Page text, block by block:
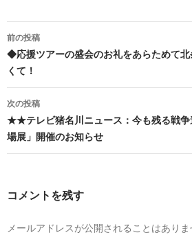
投
稿
ナ
ビ
ゲ
ー
ョ
ン
前の投稿
◆応援ツアーの盛会のお礼をあらためて
くて！
次の投稿
★★テレビ猪名川ニュース：今も残る戦争
場展」開催のお知らせ
コメントを残す
メールアドレスが公開されることはありま